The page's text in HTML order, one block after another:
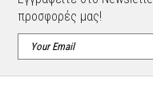
προσφορές μας!